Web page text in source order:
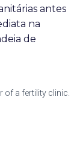
antes
na
de